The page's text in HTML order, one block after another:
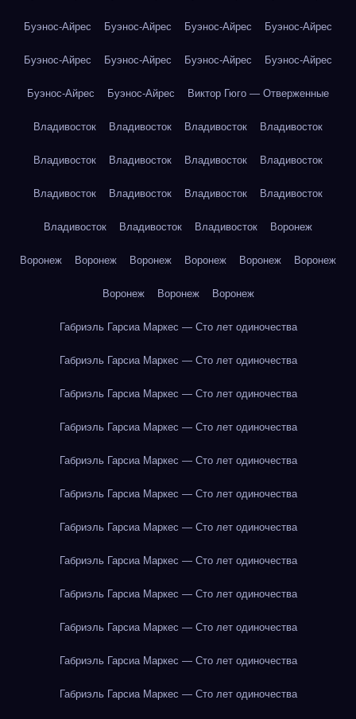
Буэнос-Айрес Буэнос-Айрес Буэнос-Айрес Буэнос-Айрес
Буэнос-Айрес Буэнос-Айрес Буэнос-Айрес Буэнос-Айрес
Буэнос-Айрес Буэнос-Айрес Виктор Гюго — Отверженные
Владивосток Владивосток Владивосток Владивосток
Владивосток Владивосток Владивосток Владивосток
Владивосток Владивосток Владивосток Владивосток
Владивосток Владивосток Владивосток Воронеж
Воронеж Воронеж Воронеж Воронеж Воронеж Воронеж
Воронеж Воронеж Воронеж
Габриэль Гарсиа Маркес — Сто лет одиночества
Габриэль Гарсиа Маркес — Сто лет одиночества
Габриэль Гарсиа Маркес — Сто лет одиночества
Габриэль Гарсиа Маркес — Сто лет одиночества
Габриэль Гарсиа Маркес — Сто лет одиночества
Габриэль Гарсиа Маркес — Сто лет одиночества
Габриэль Гарсиа Маркес — Сто лет одиночества
Габриэль Гарсиа Маркес — Сто лет одиночества
Габриэль Гарсиа Маркес — Сто лет одиночества
Габриэль Гарсиа Маркес — Сто лет одиночества
Габриэль Гарсиа Маркес — Сто лет одиночества
Габриэль Гарсиа Маркес — Сто лет одиночества